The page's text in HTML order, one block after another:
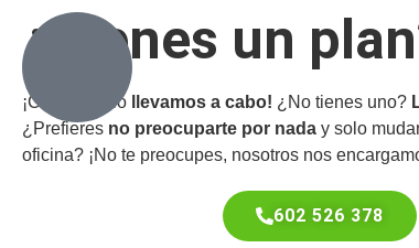
¿Tienes un
¡Con gusto lo llevamos a cabo! ¿No tienes uno?
¿Prefieres no preocuparte por nada y solo
oficina? ¡No te preocupes, nosotros nos
602 526 378